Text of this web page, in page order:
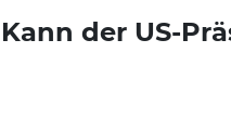
Kann der US-